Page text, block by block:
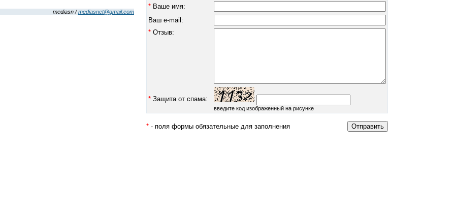
mediasn /mediasnet@gmail.com
* Ваше имя:
Ваш e-mail:
* Отзыв:
* Защита от спама:
введите код изображенный на рисунке
* - поля формы обязательные для заполнения